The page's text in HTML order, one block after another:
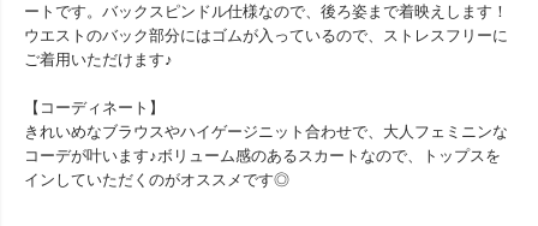
ートです。バックスピンドル仕様なので、後ろ姿まで着映えします！
ウエストのバック部分にはゴムが入っているので、ストレスフリーに
ご着用いただけます♪
【コーディネート】
きれいめなブラウスやハイゲージニット合わせで、大人フェミニンな
コーデが叶います♪ボリューム感のあるスカートなので、トップスを
インしていただくのがオススメです◎